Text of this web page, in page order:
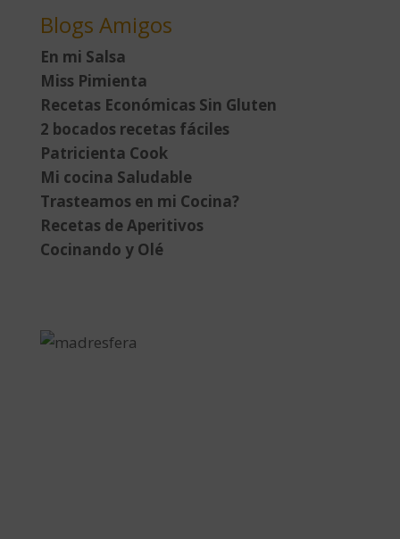
Blogs Amigos
En mi Salsa
Miss Pimienta
Recetas Económicas Sin Gluten
2 bocados recetas fáciles
Patricienta Cook
Mi cocina Saludable
Trasteamos en mi Cocina?
Recetas de Aperitivos
Cocinando y Olé